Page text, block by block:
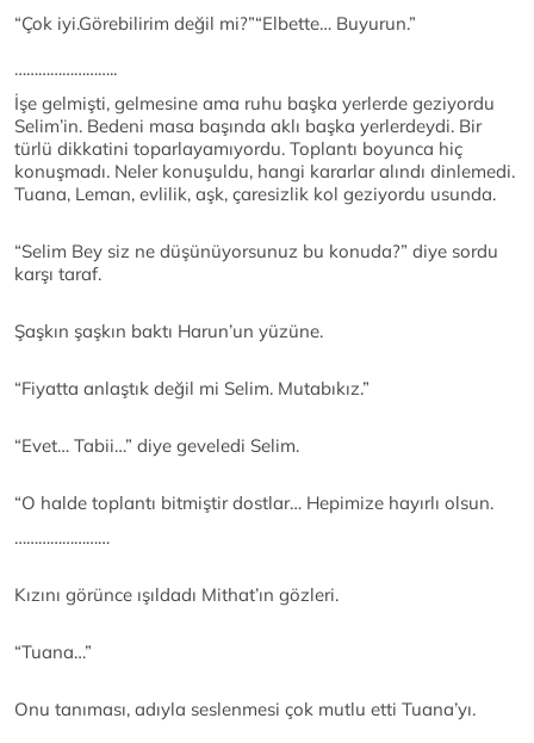
“Çok iyi.Görebilirim değil mi?”“Elbette… Buyurun.”
……………………..
İşe gelmişti, gelmesine ama ruhu başka yerlerde geziyordu
Selim’in. Bedeni masa başında aklı başka yerlerdeydi. Bir
türlü dikkatini toparlayamıyordu. Toplantı boyunca hiç
konuşmadı. Neler konuşuldu, hangi kararlar alındı dinlemedi.
Tuana, Leman, evlilik, aşk, çaresizlik kol geziyordu usunda.
“Selim Bey siz ne düşünüyorsunuz bu konuda?” diye sordu
karşı taraf.
Şaşkın şaşkın baktı Harun’un yüzüne.
“Fiyatta anlaştık değil mi Selim. Mutabıkız.”
“Evet… Tabii…” diye geveledi Selim.
“O halde toplantı bitmiştir dostlar… Hepimize hayırlı olsun.
……………………
Kızını görünce ışıldadı Mithat’ın gözleri.
“Tuana…”
Onu tanıması, adıyla seslenmesi çok mutlu etti Tuana’yı.